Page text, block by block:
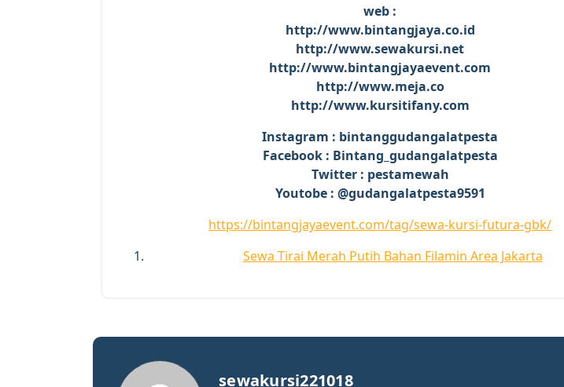
web :
http://www.bintangjaya.co.id
http://www.sewakursi.net
http://www.bintangjayaevent.com
http://www.meja.co
http://www.kursitifany.com
Instagram : bintanggudangalatpesta
Facebook : Bintang_gudangalatpesta
Twitter : pestamewah
Youtobe : @gudangalatpesta9591
https://bintangjayaevent.com/tag/sewa-kursi-futura-gbk/
Sewa Tirai Merah Putih Bahan Filamin Area Jakarta
sewakursi221018